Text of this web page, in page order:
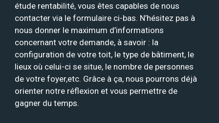
étude rentabilité, vous êtes capables de nous
contacter via le formulaire ci-bas. N’hésitez pas à
nous donner le maximum d’informations
concernant votre demande, à savoir : la
configuration de votre toit, le type de bâtiment, le
lieux où celui-ci se situe, le nombre de personnes
de votre foyer,etc. Grâce à ça, nous pourrons déjà
orienter notre réflexion et vous permettre de
gagner du temps.